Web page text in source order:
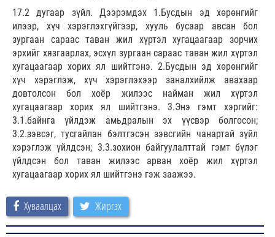
17.2 дугаар зүйл. Дээрэмдэх 1.Бусдын эд хөрөнгийг
илээр, хүч хэрэглэхгүйгээр, хууль бусаар авсан бол
зургаан сараас таван жил хүртэл хугацаагаар зорчих
эрхийг хязгаарлах, эсхүл зургаан сараас таван жил хүртэл
хугацаагаар хорих ял шийтгэнэ. 2.Бусдын эд хөрөнгийг
хүч хэрэглэж, хүч хэрэглэхээр заналхийлж авахаар
довтолсон бол хоёр жилээс найман жил хүртэл
хугацаагаар хорих ял шийтгэнэ. 3.Энэ гэмт хэргийг:
3.1.байнга үйлдэж амьдралын эх үүсвэр болгосон;
3.2.зэвсэг, тусгайлан бэлтгэсэн зэвсгийн чанартай зүйл
хэрэглэж үйлдсэн; 3.3.зохион байгуулалттай гэмт бүлэг
үйлдсэн бол таван жилээс арван хоёр жил хүртэл
хугацаагаар хорих ял шийтгэнэ гэж заажээ.
Хуваалцах Жиргэх